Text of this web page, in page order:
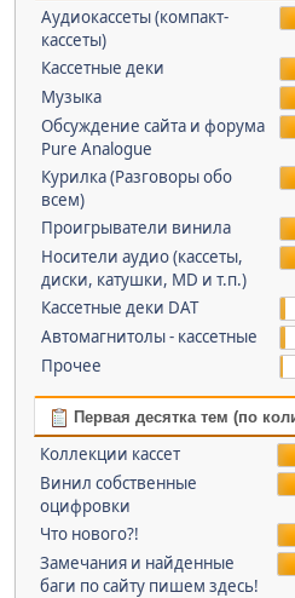
Аудиокассеты (компакт-
кассеты)
Кассетные деки
Музыка
Обсуждение сайта и форума
Pure Analogue
Курилка (Разговоры обо
всем)
Проигрыватели винила
Носители аудио (кассеты,
диски, катушки, MD и т.п.)
Кассетные деки DAT
Автомагнитолы - кассетные
Прочее
Первая десятка тем (по
Коллекции кассет
Винил собственные
оцифровки
Что нового?!
Замечания и найденные
баги по сайту пишем здесь!